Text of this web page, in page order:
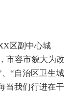
区副中心城
市容市貌大为改
“自治区卫生城
当我们行进在干